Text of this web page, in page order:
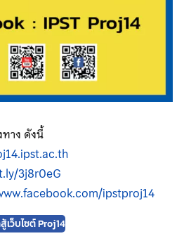
ทาง ดังนี้
3j8r0eG
ipstproj14
สู้เว็บไซต์ Proj14